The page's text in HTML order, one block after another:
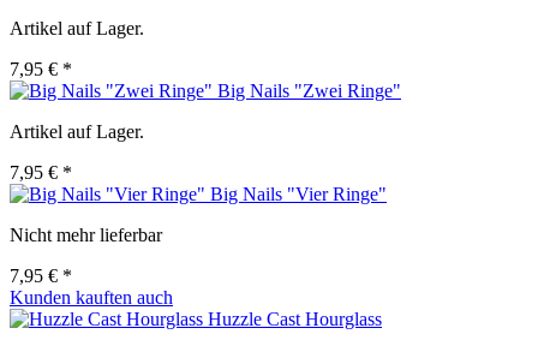
Artikel auf Lager.
7,95 € *
Big Nails "Zwei Ringe"
Artikel auf Lager.
7,95 € *
Big Nails "Vier Ringe"
Nicht mehr lieferbar
7,95 € *
Kunden kauften auch
Huzzle Cast Hourglass